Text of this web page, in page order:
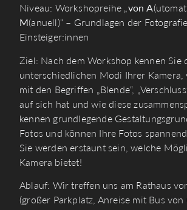
Niveau: Workshopreihe „von A
M(anuell)“ – Grundlagen der
Einsteiger:innen
Ziel: Nach dem Workshop kennen Sie
unterschiedlichen Modi Ihrer Kamera,
mit den Begriffen „Blende“,
auf sich hat und wie diese
kennen grundlegende
Fotos und können Ihre Fotos
Sie werden erstaunt sein, welche
Kamera bietet!
Ablauf: Wir treffen uns am Rathaus
(großer Parkplatz, Anreise mit Bus